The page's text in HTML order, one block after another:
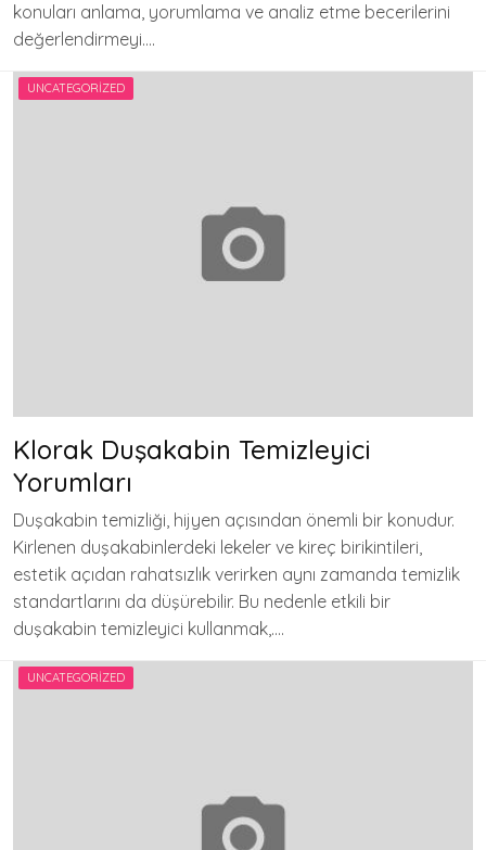
konuları anlama, yorumlama ve analiz etme becerilerini
değerlendirmeyi….
UNCATEGORIZED
Klorak Duşakabin Temizleyici
Yorumları
Duşakabin temizliği, hijyen açısından önemli bir konudur.
Kirlenen duşakabinlerdeki lekeler ve kireç birikintileri,
estetik açıdan rahatsızlık verirken aynı zamanda temizlik
standartlarını da düşürebilir. Bu nedenle etkili bir
duşakabin temizleyici kullanmak,….
UNCATEGORIZED